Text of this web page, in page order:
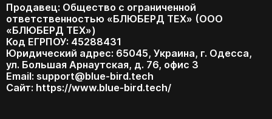
Продавец: Общество с ограниченной
ответственностью «БЛЮБЕРД ТЕХ» (ООО
«БЛЮБЕРД ТЕХ»)
Код ЕГРПОУ: 45288431
Юридический адрес: 65045, Украина, г. Одесса,
ул. Большая Арнаутская, д. 76, офис 3
Email: support@blue-bird.tech
Сайт: https://www.blue-bird.tech/